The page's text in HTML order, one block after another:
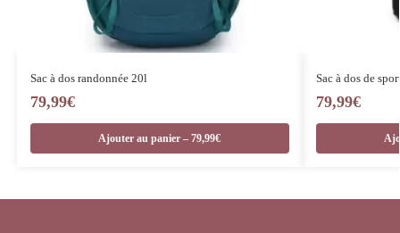
Sac à dos randonnée 20l
79,99€
Ajouter au panier – 79,99€
Sac à dos de
79,99€